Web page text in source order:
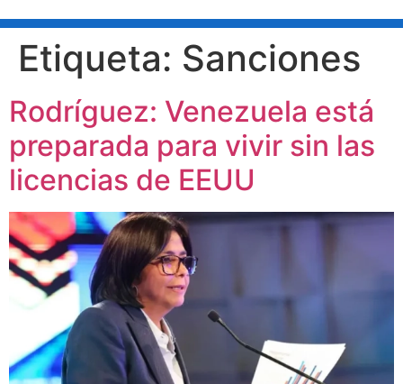
Etiqueta: Sanciones
Rodríguez: Venezuela está
preparada para vivir sin las
licencias de EEUU